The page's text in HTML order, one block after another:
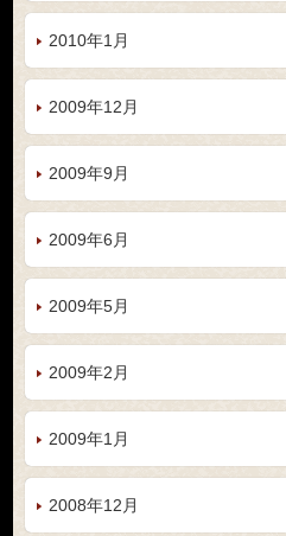
2010年1月
2009年12月
2009年9月
2009年6月
2009年5月
2009年2月
2009年1月
2008年12月